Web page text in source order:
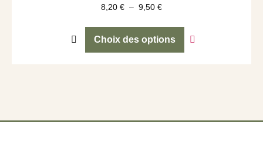
8,20 € – 9,50 €
Choix des options